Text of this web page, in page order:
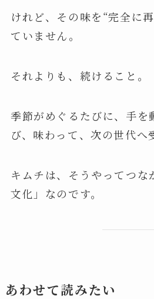
けれど、その味を“完全に
ていません。
それよりも、続けること。
季節がめぐるたびに、手を
び、味わって、次の世代へ
キムチは、そうやってつな
文化」なのです。
あわせて読みたい